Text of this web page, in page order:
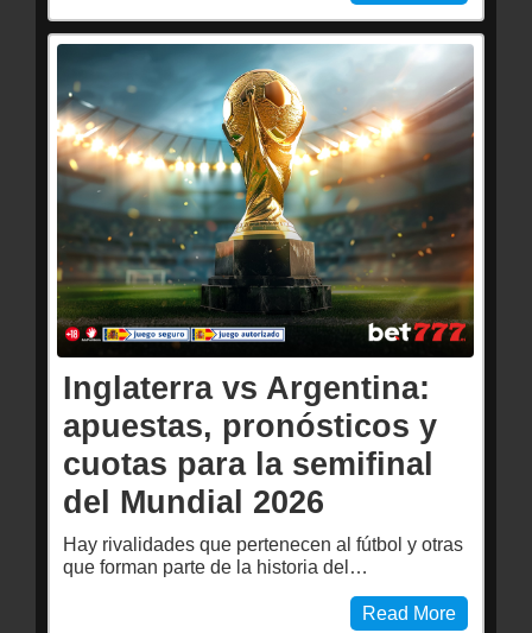
Inglaterra vs Argentina:
apuestas, pronósticos y
cuotas para la semifinal
del Mundial 2026
Hay rivalidades que pertenecen al fútbol y otras
que forman parte de la historia del…
Read More